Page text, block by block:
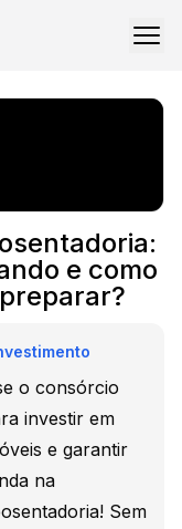
e como
o consórcio
investir em
e garantir
na
Sem